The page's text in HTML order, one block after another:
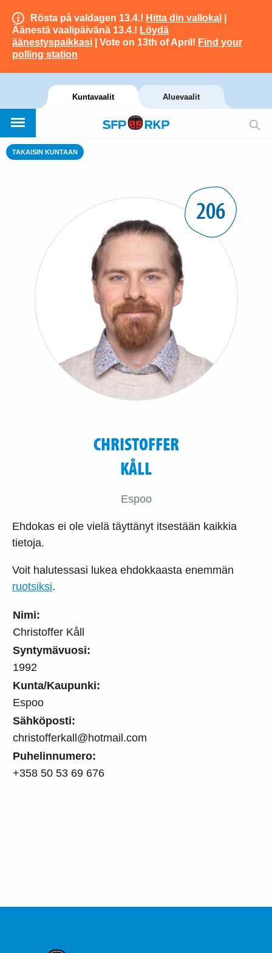
Rösta på valdagen 13.4.! Hitta din vallokal
Äänestä vaalipäivänä 13.4.! Löydä
äänestyspaikkasi | Vote on 13th of April! Find your
polling station
Kuntavaalit Aluevaalit
TAKAISIN KUNTAAN
Nimi:
Christoffer Kåll
Syntymävuosi:
1992
Kunta/Kaupunki:
Espoo
Sähköposti:
christofferkall@hotmail.com
Puhelinnumero:
+358 50 53 69 676
206
CHRISTOFFER
KÅLL
Espoo
Ehdokas ei ole vielä täyttänyt itsestään kaikkia
tietoja.
Voit halutessasi lukea ehdokkaasta enemmän
ruotsiksi.